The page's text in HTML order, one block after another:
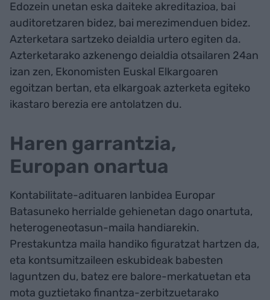
Edozein unetan eska daiteke akreditazioa, bai
auditoretzaren bidez, bai merezimenduen bidez.
Azterketara sartzeko deialdia urtero egiten da.
Azterketarako azkenengo deialdia otsailaren 24an
izan zen, Ekonomisten Euskal Elkargoaren
egoitzan bertan, eta elkargoak azterketa egiteko
ikastaro berezia ere antolatzen du.
Haren garrantzia,
Europan onartua
Kontabilitate-adituaren lanbidea Europar
Batasuneko herrialde gehienetan dago onartuta,
heterogeneotasun-maila handiarekin.
Prestakuntza maila handiko figuratzat hartzen da,
eta kontsumitzaileen eskubideak babesten
laguntzen du, batez ere balore-merkatuetan eta
mota guztietako finantza-zerbitzuetarako